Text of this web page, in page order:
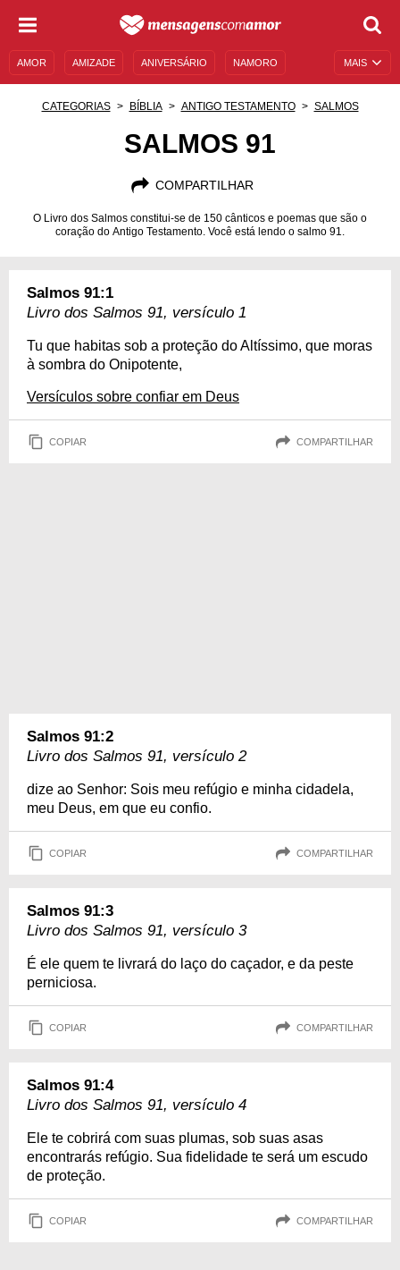
MAIS
AMOR AMIZADE ANIVERSÁRIO NAMORO
CATEGORIAS BÍBLIA ANTIGO TESTAMENTO SALMOS
SALMOS 91
COMPARTILHAR
O Livro dos Salmos constitui-se de 150 cânticos e poemas que são o
coração do Antigo Testamento. Você está lendo o salmo 91.
Salmos 91:1
Livro dos Salmos 91, versículo 1
Tu que habitas sob a proteção do Altíssimo, que moras
à sombra do Onipotente,
Versículos sobre confiar em Deus
COPIAR COMPARTILHAR
Salmos 91:2
Livro dos Salmos 91, versículo 2
dize ao Senhor: Sois meu refúgio e minha cidadela,
meu Deus, em que eu confio.
COPIAR COMPARTILHAR
Salmos 91:3
Livro dos Salmos 91, versículo 3
É ele quem te livrará do laço do caçador, e da peste
perniciosa.
COPIAR COMPARTILHAR
Salmos 91:4
Livro dos Salmos 91, versículo 4
Ele te cobrirá com suas plumas, sob suas asas
encontrarás refúgio. Sua fidelidade te será um escudo
de proteção.
COPIAR COMPARTILHAR